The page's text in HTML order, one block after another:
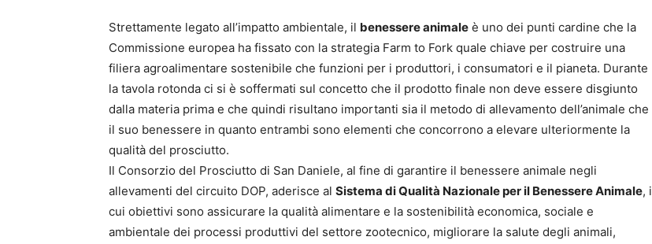
Strettamente legato all’impatto ambientale, il benessere animale è uno dei punti cardine che la
Commissione europea ha fissato con la strategia Farm to Fork quale chiave per costruire una
filiera agroalimentare sostenibile che funzioni per i produttori, i consumatori e il pianeta. Durante
la tavola rotonda ci si è soffermati sul concetto che il prodotto finale non deve essere disgiunto
dalla materia prima e che quindi risultano importanti sia il metodo di allevamento dell’animale che
il suo benessere in quanto entrambi sono elementi che concorrono a elevare ulteriormente la
qualità del prosciutto.
Il Consorzio del Prosciutto di San Daniele, al fine di garantire il benessere animale negli
allevamenti del circuito DOP, aderisce al Sistema di Qualità Nazionale per il Benessere Animale, i
cui obiettivi sono assicurare la qualità alimentare e la sostenibilità economica, sociale e
ambientale dei processi produttivi del settore zootecnico, migliorare la salute degli animali,